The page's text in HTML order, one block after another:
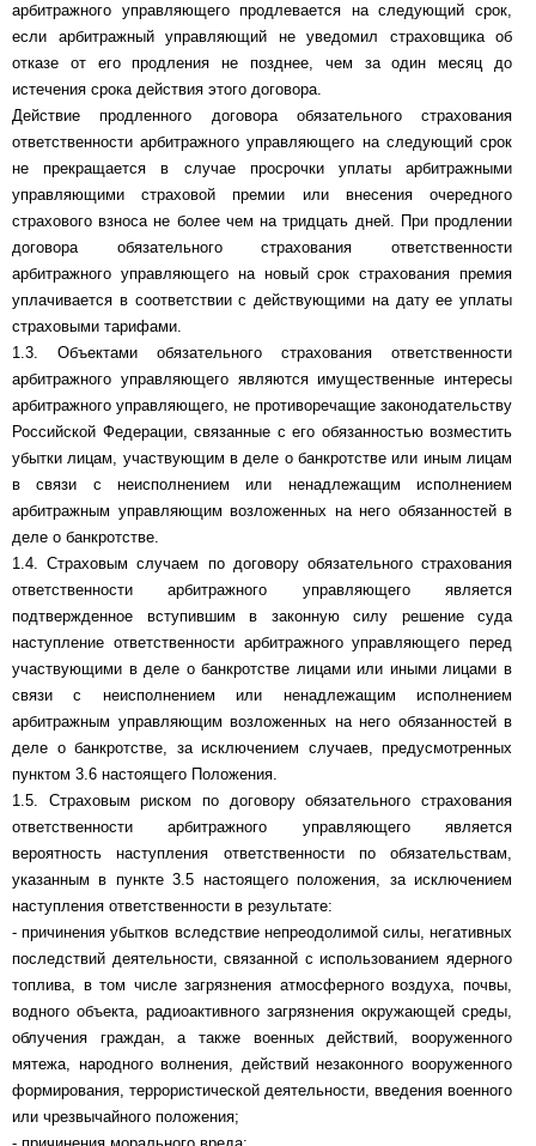
арбитражного управляющего продлевается на следующий срок,
если арбитражный управляющий не уведомил страховщика об
отказе от его продления не позднее, чем за один месяц до
истечения срока действия этого договора.
Действие продленного договора обязательного страхования
ответственности арбитражного управляющего на следующий срок
не прекращается в случае просрочки уплаты арбитражными
управляющими страховой премии или внесения очередного
страхового взноса не более чем на тридцать дней. При продлении
договора обязательного страхования ответственности
арбитражного управляющего на новый срок страхования премия
уплачивается в соответствии с действующими на дату ее уплаты
страховыми тарифами.
1.3. Объектами обязательного страхования ответственности
арбитражного управляющего являются имущественные интересы
арбитражного управляющего, не противоречащие законодательству
Российской Федерации, связанные с его обязанностью возместить
убытки лицам, участвующим в деле о банкротстве или иным лицам
в связи с неисполнением или ненадлежащим исполнением
арбитражным управляющим возложенных на него обязанностей в
деле о банкротстве.
1.4. Страховым случаем по договору обязательного страхования
ответственности арбитражного управляющего является
подтвержденное вступившим в законную силу решение суда
наступление ответственности арбитражного управляющего перед
участвующими в деле о банкротстве лицами или иными лицами в
связи с неисполнением или ненадлежащим исполнением
арбитражным управляющим возложенных на него обязанностей в
деле о банкротстве, за исключением случаев, предусмотренных
пунктом 3.6 настоящего Положения.
1.5. Страховым риском по договору обязательного страхования
ответственности арбитражного управляющего является
вероятность наступления ответственности по обязательствам,
указанным в пункте 3.5 настоящего положения, за исключением
наступления ответственности в результате:
- причинения убытков вследствие непреодолимой силы, негативных
последствий деятельности, связанной с использованием ядерного
топлива, в том числе загрязнения атмосферного воздуха, почвы,
водного объекта, радиоактивного загрязнения окружающей среды,
облучения граждан, а также военных действий, вооруженного
мятежа, народного волнения, действий незаконного вооруженного
формирования, террористической деятельности, введения военного
или чрезвычайного положения;